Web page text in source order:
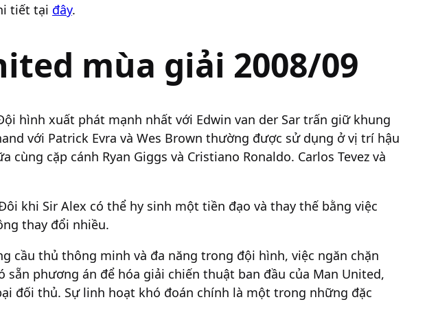
tiết tại đây.
mùa giải 2008/09
hình xuất phát mạnh nhất với Edwin van der Sar trấn giữ khung
với Patrick Evra và Wes Brown thường được sử dụng ở vị trí hậu
cặp cánh Ryan Giggs và Cristiano Ronaldo. Carlos Tevez và
khi Sir Alex có thể hy sinh một tiền đạo và thay thế bằng việc
thay đổi nhiều.
cầu thủ thông minh và đa năng trong đội hình, việc ngăn chặn
phương án để hóa giải chiến thuật ban đầu của Man United,
đối thủ. Sự linh hoạt khó đoán chính là một trong những đặc